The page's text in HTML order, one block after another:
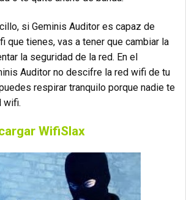
si Geminis Auditor es capaz de
que tienes, vas a tener que cambiar la
la seguridad de la red. En el
Auditor no descifre la red wifi de tu
respirar tranquilo porque nadie te
wifi.
WifiSlax